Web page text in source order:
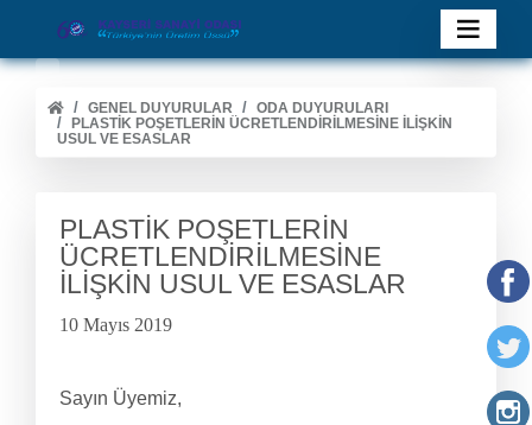
GENEL DUYURULAR
ODA DUYURULARI
PLASTİK POŞETLERİN ÜCRETLENDİRİLMESİNE İLİŞKİN
USUL VE ESASLAR
PLASTİK POŞETLERİN
ÜCRETLENDİRİLMESİNE
İLİŞKİN USUL VE ESASLAR
10 Mayıs 2019
Sayın Üyemiz,